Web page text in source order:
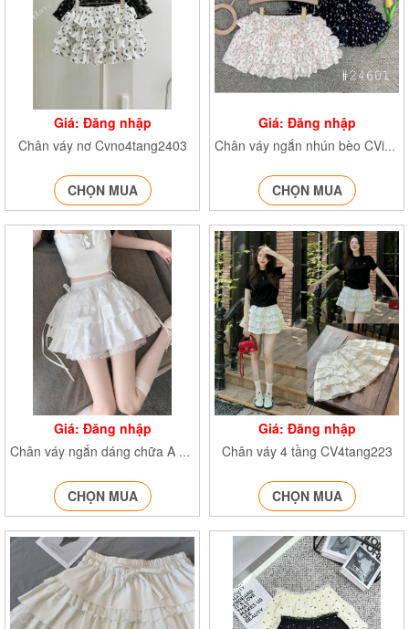
Giá: Đăng nhập
Chân váy nơ Cvno4tang2403
CHỌN MUA
Giá: Đăng nhập
Chân váy ngắn nhún bèo CVinno24601
CHỌN MUA
Giá: Đăng nhập
Chân váy ngắn dáng chữa A CVrentang24525
CHỌN MUA
Giá: Đăng nhập
Chân váy 4 tầng CV4tang223
CHỌN MUA